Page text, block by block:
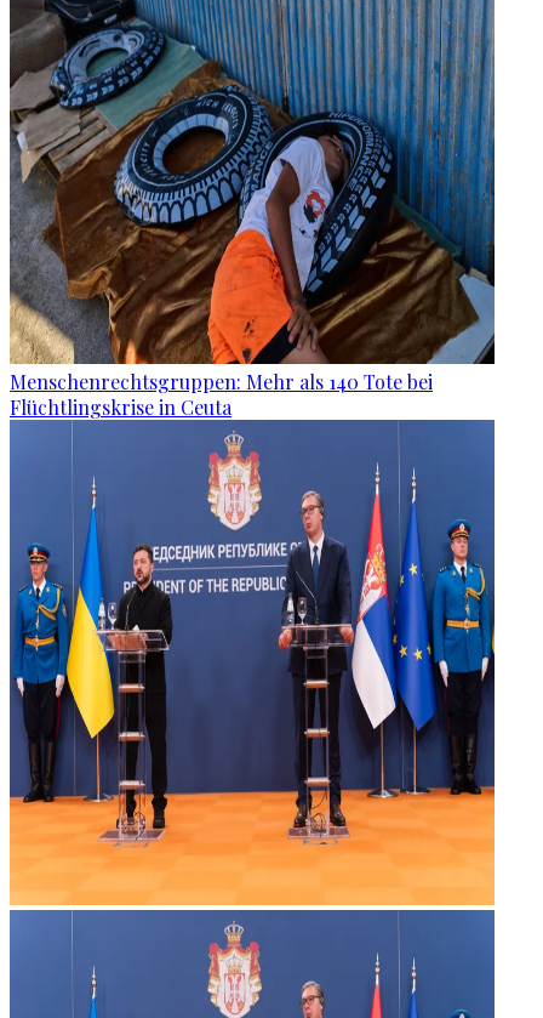
Menschenrechtsgruppen: Mehr als 140 Tote bei
Flüchtlingskrise in Ceuta